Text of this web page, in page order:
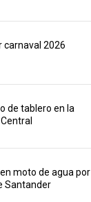
carnaval 2026
de tablero en la
moto de agua por
Santander